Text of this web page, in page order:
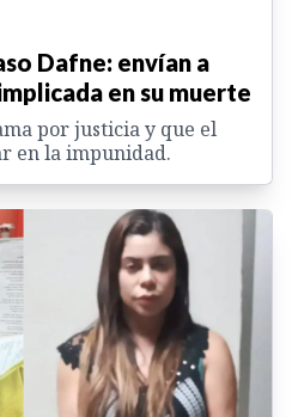
Dafne: envían a
en su muerte
por justicia y que el
en la impunidad.